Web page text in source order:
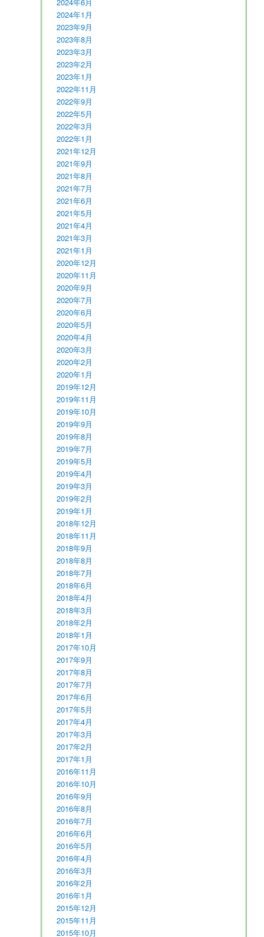
2024年6月
2024年1月
2023年9月
2023年8月
2023年3月
2023年2月
2023年1月
2022年11月
2022年9月
2022年5月
2022年3月
2022年1月
2021年12月
2021年9月
2021年8月
2021年7月
2021年6月
2021年5月
2021年4月
2021年3月
2021年1月
2020年12月
2020年11月
2020年9月
2020年7月
2020年6月
2020年5月
2020年4月
2020年3月
2020年2月
2020年1月
2019年12月
2019年11月
2019年10月
2019年9月
2019年8月
2019年7月
2019年5月
2019年4月
2019年3月
2019年2月
2019年1月
2018年12月
2018年11月
2018年9月
2018年8月
2018年7月
2018年6月
2018年4月
2018年3月
2018年2月
2018年1月
2017年10月
2017年9月
2017年8月
2017年7月
2017年6月
2017年5月
2017年4月
2017年3月
2017年2月
2017年1月
2016年11月
2016年10月
2016年9月
2016年8月
2016年7月
2016年6月
2016年5月
2016年4月
2016年3月
2016年2月
2016年1月
2015年12月
2015年11月
2015年10月